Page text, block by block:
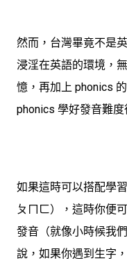
然而，台灣畢竟不是
浸淫在英語的環境，
憶，再加上 phonics
phonics 學好發音難度
如果這時可以搭配學
ㄆㄇㄈ），這時你便
發音（就像小時候我
說，如果你遇到生字